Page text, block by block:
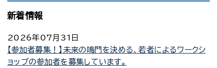
新着情報
2026年07月31日
【参加者募集！】未来の鳴門を決める、若者によるワークシ
ョップの参加者を募集しています。